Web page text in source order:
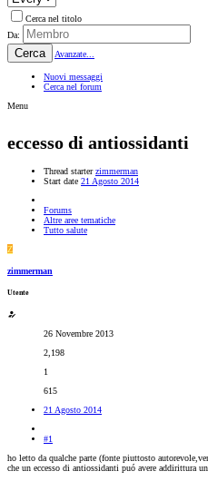
Cerca nel titolo
Da:
Cerca Avanzate...
Nuovi messaggi
Cerca nel forum
Menu
eccesso di antiossidanti
Thread starter zimmerman
Start date 21 Agosto 2014
Forums
Altre aree tematiche
Tutto salute
Z
zimmerman
Utente
26 Novembre 2013
2,198
1
615
21 Agosto 2014
#1
ho letto da qualche parte (fonte piuttosto
che un eccesso di antiossidanti puó avere addirittura